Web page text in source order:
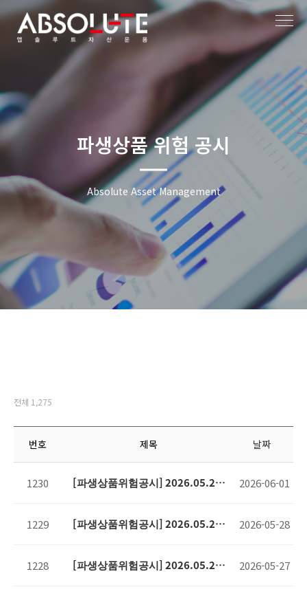
파생상품 위험 공시
Absolute Asset Management
전체 1,275
번호 제목 날짜
1230
[파생상품위험공시] 2026.05.28
2026-06-01
1229
[파생상품위험공시] 2026.05.27
2026-05-28
1228
[파생상품위험공시] 2026.05.26
2026-05-27